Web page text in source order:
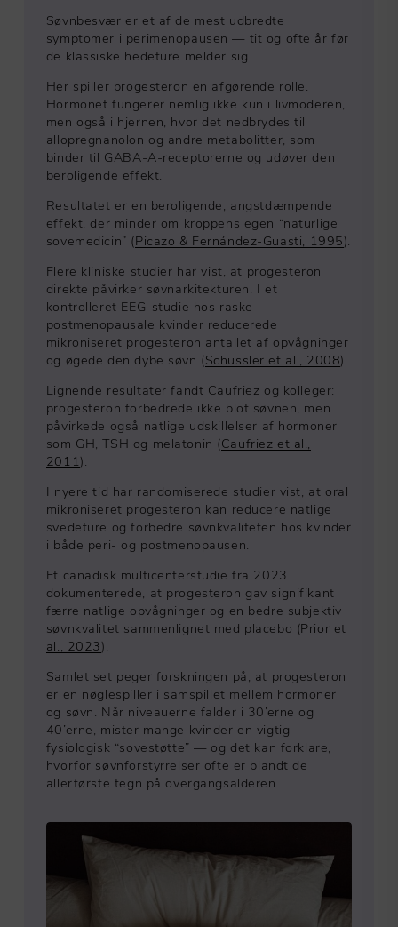
Søvnbesvær er et af de mest udbredte
symptomer i perimenopausen — tit og ofte år før
de klassiske hedeture melder sig.
Her spiller progesteron en afgørende rolle.
Hormonet fungerer nemlig ikke kun i livmoderen,
men også i hjernen, hvor det nedbrydes til
allopregnanolon og andre metabolitter, som
binder til GABA-A-receptorerne og udøver den
beroligende effekt.
Resultatet er en beroligende, angstdæmpende
effekt, der minder om kroppens egen “naturlige
sovemedicin” (Picazo & Fernández-Guasti, 1995).
Flere kliniske studier har vist, at progesteron
direkte påvirker søvnarkitekturen. I et
kontrolleret EEG-studie hos raske
postmenopausale kvinder reducerede
mikroniseret progesteron antallet af opvågninger
og øgede den dybe søvn (Schüssler et al., 2008).
Lignende resultater fandt Caufriez og kolleger:
progesteron forbedrede ikke blot søvnen, men
påvirkede også natlige udskillelser af hormoner
som GH, TSH og melatonin (Caufriez et al.,
2011).
I nyere tid har randomiserede studier vist, at oral
mikroniseret progesteron kan reducere natlige
svedeture og forbedre søvnkvaliteten hos kvinder
i både peri- og postmenopausen.
Et canadisk multicenterstudie fra 2023
dokumenterede, at progesteron gav signifikant
færre natlige opvågninger og en bedre subjektiv
søvnkvalitet sammenlignet med placebo (Prior et
al., 2023).
Samlet set peger forskningen på, at progesteron
er en nøglespiller i samspillet mellem hormoner
og søvn. Når niveauerne falder i 30’erne og
40’erne, mister mange kvinder en vigtig
fysiologisk “sovestøtte” — og det kan forklare,
hvorfor søvnforstyrrelser ofte er blandt de
allerførste tegn på overgangsalderen.